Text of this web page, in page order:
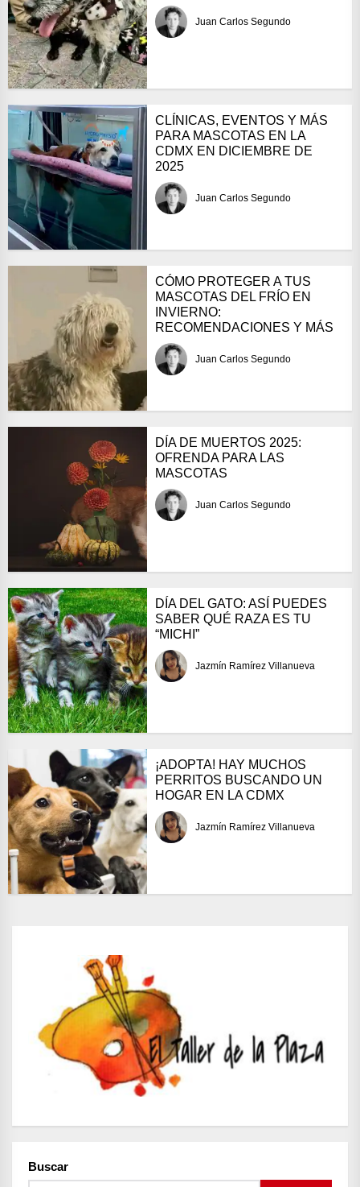
Juan Carlos Segundo
CLÍNICAS, EVENTOS Y MÁS
PARA MASCOTAS EN LA
CDMX EN DICIEMBRE DE
2025
Juan Carlos Segundo
CÓMO PROTEGER A TUS
MASCOTAS DEL FRÍO EN
INVIERNO:
RECOMENDACIONES Y MÁS
Juan Carlos Segundo
DÍA DE MUERTOS 2025:
OFRENDA PARA LAS
MASCOTAS
Juan Carlos Segundo
DÍA DEL GATO: ASÍ PUEDES
SABER QUÉ RAZA ES TU
“MICHI”
Jazmín Ramírez Villanueva
¡ADOPTA! HAY MUCHOS
PERRITOS BUSCANDO UN
HOGAR EN LA CDMX
Jazmín Ramírez Villanueva
Buscar